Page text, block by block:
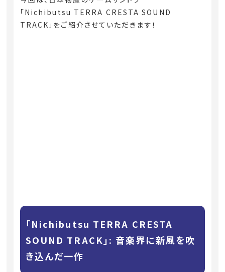
「Nichibutsu TERRA CRESTA SOUND
TRACK」をご紹介させていただきます！
「Nichibutsu TERRA CRESTA
SOUND TRACK」: 音楽界に新風を吹
き込んだ一作